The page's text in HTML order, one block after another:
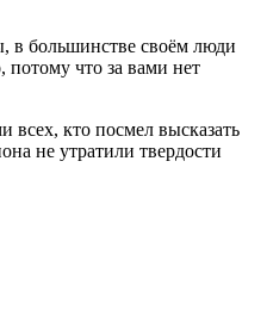
в большинстве своём люди
потому что за вами нет
всех, кто посмел высказать
не утратили твердости